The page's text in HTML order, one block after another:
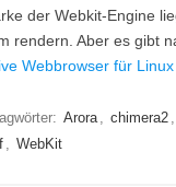
der Webkit-Engine
rendern. Aber es gibt
Webbrowser für
Arora , chimera2 ,
, WebKit